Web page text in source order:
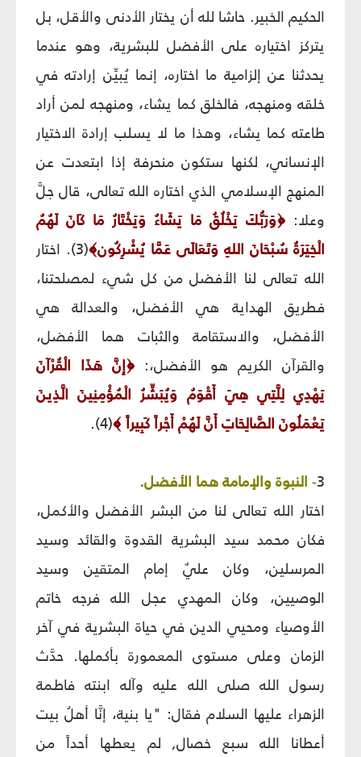
الحكيم الخبير. حاشا لله أن يختار الأدنى والأقل، بل
يتركز اختياره على الأفضل للبشرية، وهو عندما
يحدثنا عن إلزامية ما اختاره، إنما يُبيِّن إرادته في
خلقه ومنهجه، فالخلق كما يشاء، ومنهجه لمن أراد
طاعته كما يشاء، وهذا ما لا يسلب إرادة الاختيار
الإنساني، لكنها ستكون منحرفة إذا ابتعدت عن
المنهج الإسلامي الذي اختاره الله تعالى، قال جلَّ
وعلا:﴿وَرَبُّكَ يَخْلُقُ مَا يَشَاءُ وَيَخْتَارُ مَا كَانَ لَهُمُ
الْخِيَرَةُ سُبْحَانَ اللهِ وَتَعَالَى عَمَّا يُشْرِكُون﴾ (3). اختار
الله تعالى لنا الأفضل من كل شيء لمصلحتنا،
فطريق الهداية هي الأفضل، والعدالة هي
الأفضل، والاستقامة والثبات هما الأفضل،
والقرآن الكريم هو الأفضل،:﴿إِنَّ هَذَا الْقُرْآنَ
يَهْدِي لِلَّتِي هِيَ أَقْوَمُ وَيُبَشِّرُ الْمُؤْمِنِينَ الَّذِينَ
يَعْمَلُونَ الصَّالِحَاتِ أَنَّ لَهُمْ أَجْراً كَبِيراً﴾(4).
3- النبوة والإمامة هما الأفضل.
اختار الله تعالى لنا من البشر الأفضل والأكمل،
فكان محمد سيد البشرية القدوة والقائد وسيد
المرسلين، وكان عليٌ إمام المتقين وسيد
الوصيين، وكان المهدي عجل الله فرجه خاتم
الأوصياء ومحيي الدين في حياة البشرية في آخر
الزمان وعلى مستوى المعمورة بأكملها. حدَّث
رسول الله صلى الله عليه وآله ابنته فاطمة
الزهراء عليها السلام فقال: "يا بنية، إنَّا أهلُ بيت
أعطانا الله سبع خصال, لم يعطها أحداً من